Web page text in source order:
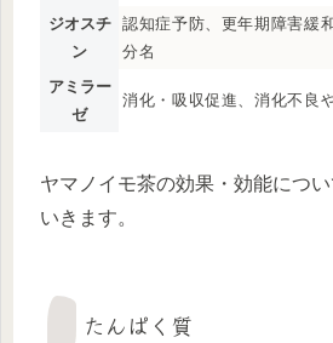
ジオスチ
ン
認知症予防、更年期障害緩
分名
アミラー
ゼ
消化・吸収促進、消化不良
ヤマノイモ茶の効果・効能につ
いきます。
たんぱく質